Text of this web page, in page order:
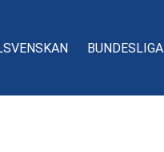
BUNDESLIGA